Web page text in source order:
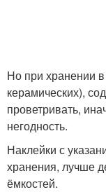
Но при хранении
керамических),
проветривать,
негодность.
Наклейки с
хранения, лучше
ёмкостей.